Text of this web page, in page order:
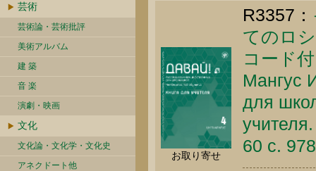
芸術
芸術論・芸術批評
美術アルバム
建 築
音 楽
演劇・映画
文化
文化論・文化学・文化史
アネクドート他
お取り寄せ
R3357：
てのロ
コード
Мангус
для
60 c.